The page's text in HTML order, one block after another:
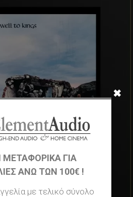
✖
ΓΙΑ
ΆΝΩ ΤΩΝ 100€ !
με τελικό σύνολο